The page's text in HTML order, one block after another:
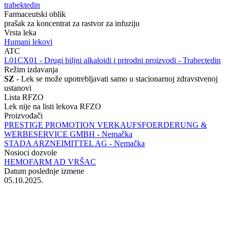
trabektedin
Farmaceutski oblik
prašak za koncentrat za rastvor za infuziju
Vrsta leka
Humani lekovi
ATC
‍L01CX01 - Drugi biljni alkaloidi i prirodni proizvodi - Trabectedin
Režim izdavanja
SZ - Lek se može upotrebljavati samo u stacionarnoj zdravstvenoj
ustanovi
Lista RFZO
Lek nije na listi lekova RFZO
Proizvođači
PRESTIGE PROMOTION VERKAUFSFOERDERUNG &
WERBESERVICE GMBH - Nemačka
STADA ARZNEIMITTEL AG - Nemačka
Nosioci dozvole
HEMOFARM AD VRŠAC
Datum poslednje izmene
05.10.2025.